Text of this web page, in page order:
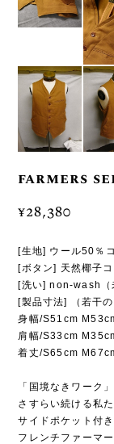
farmers
¥28,380
[生地] ウール50％
[ボタン] 天然椰子
[洗い] non-wash（
[製品寸法] （若干
身幅/S51cm
肩幅/S33cm
着丈/S65cm
「国境なきワーク
さすらい続ける私
サイドポケット付
フレンチファーマ